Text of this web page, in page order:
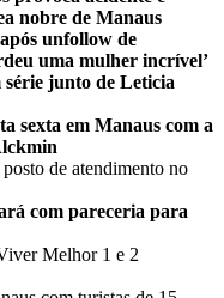
nobre de Manaus
unfollow de
uma mulher incrível’
série junto de Leticia
sexta em Manaus com a
de atendimento no
com pareceria para
Melhor 1 e 2